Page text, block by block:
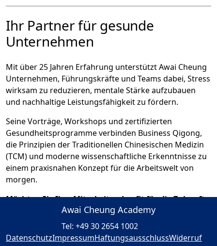
Ihr Partner für gesunde
Unternehmen
Mit über 25 Jahren Erfahrung unterstützt Awai Cheung
Unternehmen, Führungskräfte und Teams dabei, Stress
wirksam zu reduzieren, mentale Stärke aufzubauen
und nachhaltige Leistungsfähigkeit zu fördern.
Seine Vorträge, Workshops und zertifizierten
Gesundheitsprogramme verbinden Business Qigong,
die Prinzipien der Traditionellen Chinesischen Medizin
(TCM) und moderne wissenschaftliche Erkenntnisse zu
einem praxisnahen Konzept für die Arbeitswelt von
morgen.
Möchten Sie Ihre Mitarbeitenden fit für die Zukunft
Dann informieren Sie sich über Vorträge, Workshops
und Gesundheitsprogramme von Awai Cheung und
Awai Cheung Academy
Tel: +49 30 2654 1002
DatenschutzImpressumHaftungsausschlussWiderruf